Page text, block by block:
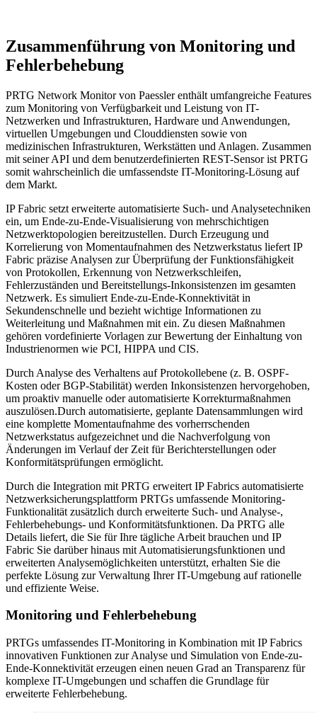
Zusammenführung von Monitoring und
Fehlerbehebung
PRTG Network Monitor von Paessler enthält umfangreiche Features
zum Monitoring von Verfügbarkeit und Leistung von IT-
Netzwerken und Infrastrukturen, Hardware und Anwendungen,
virtuellen Umgebungen und Clouddiensten sowie von
medizinischen Infrastrukturen, Werkstätten und Anlagen. Zusammen
mit seiner API und dem benutzerdefinierten REST-Sensor ist PRTG
somit wahrscheinlich die umfassendste IT-Monitoring-Lösung auf
dem Markt.
IP Fabric setzt erweiterte automatisierte Such- und Analysetechniken
ein, um Ende-zu-Ende-Visualisierung von mehrschichtigen
Netzwerktopologien bereitzustellen. Durch Erzeugung und
Korrelierung von Momentaufnahmen des Netzwerkstatus liefert IP
Fabric präzise Analysen zur Überprüfung der Funktionsfähigkeit
von Protokollen, Erkennung von Netzwerkschleifen,
Fehlerzuständen und Bereitstellungs-Inkonsistenzen im gesamten
Netzwerk. Es simuliert Ende-zu-Ende-Konnektivität in
Sekundenschnelle und bezieht wichtige Informationen zu
Weiterleitung und Maßnahmen mit ein. Zu diesen Maßnahmen
gehören vordefinierte Vorlagen zur Bewertung der Einhaltung von
Industrienormen wie PCI, HIPPA und CIS.
Durch Analyse des Verhaltens auf Protokollebene (z. B. OSPF-
Kosten oder BGP-Stabilität) werden Inkonsistenzen hervorgehoben,
um proaktiv manuelle oder automatisierte Korrekturmaßnahmen
auszulösen.Durch automatisierte, geplante Datensammlungen wird
eine komplette Momentaufnahme des vorherrschenden
Netzwerkstatus aufgezeichnet und die Nachverfolgung von
Änderungen im Verlauf der Zeit für Berichterstellungen oder
Konformitätsprüfungen ermöglicht.
Durch die Integration mit PRTG erweitert IP Fabrics automatisierte
Netzwerksicherungsplattform PRTGs umfassende Monitoring-
Funktionalität zusätzlich durch erweiterte Such- und Analyse-,
Fehlerbehebungs- und Konformitätsfunktionen. Da PRTG alle
Details liefert, die Sie für Ihre tägliche Arbeit brauchen und IP
Fabric Sie darüber hinaus mit Automatisierungsfunktionen und
erweiterten Analysemöglichkeiten unterstützt, erhalten Sie die
perfekte Lösung zur Verwaltung Ihrer IT-Umgebung auf rationelle
und effiziente Weise.
Monitoring und Fehlerbehebung
PRTGs umfassendes IT-Monitoring in Kombination mit IP Fabrics
innovativen Funktionen zur Analyse und Simulation von Ende-zu-
Ende-Konnektivität erzeugen einen neuen Grad an Transparenz für
komplexe IT-Umgebungen und schaffen die Grundlage für
erweiterte Fehlerbehebung.